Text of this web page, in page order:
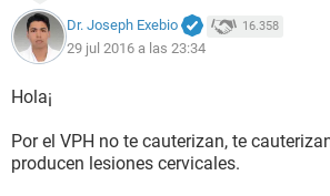
Dr. Joseph Exebio 16.358
29 jul 2016 a las 23:34
Hola¡
Por el VPH no te cauterizan, te
producen lesiones cervicales.